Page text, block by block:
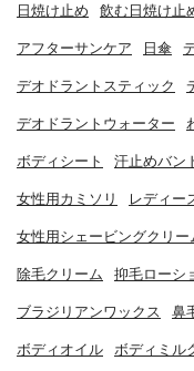
日焼け止め 飲む日焼け止
アフターサンケア 日傘
デオドラントスティック
デオドラントウォーター
ボディシート 汗止めバン
女性用カミソリ レディー
女性用シェービングクリー
除毛クリーム 抑毛ローシ
ブラジリアンワックス 鼻
ボディオイル ボディミル